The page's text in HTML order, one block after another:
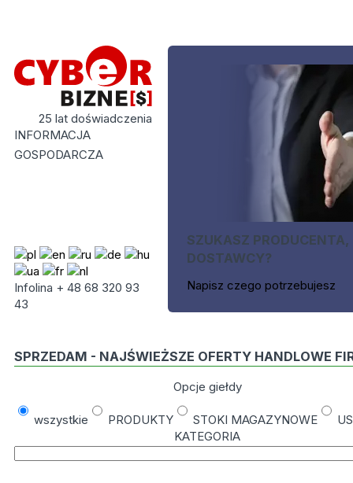
25 lat doświadczenia
INFORMACJA
GOSPODARCZA
Infolina + 48 68 320 93
43
SZUKASZ PRODUCENTA,
DOSTAWCY?
Napisz czego potrzebujesz
SPRZEDAM - NAJŚWIEŻSZE OFERTY HANDLOWE
Opcje giełdy
wszystkie PRODUKTY STOKI MAGAZYNOWE
KATEGORIA